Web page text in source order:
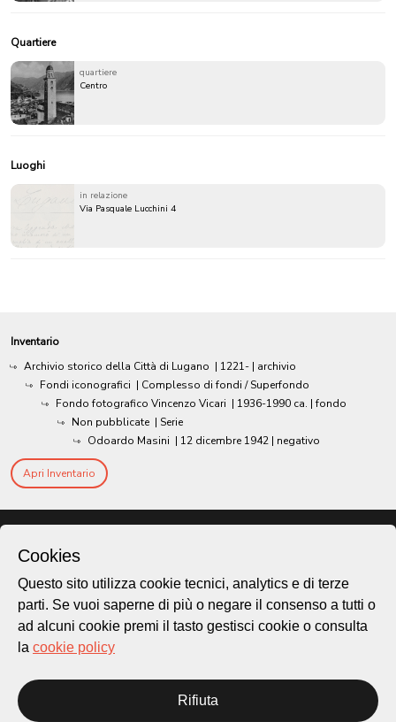
Quartiere
quartiere
Centro
Luoghi
in relazione
Via Pasquale Lucchini 4
Inventario
Archivio storico della Città di Lugano | 1221- | archivio
Fondi iconografici | Complesso di fondi / Superfondo
Fondo fotografico Vincenzo Vicari | 1936-1990 ca. | fondo
Non pubblicate | Serie
Odoardo Masini | 12 dicembre 1942 | negativo
Apri Inventario
Città di Lugano
Cookies
Questo sito utilizza cookie tecnici, analytics e di terze
parti. Se vuoi saperne di più o negare il consenso a tutti o
ad alcuni cookie premi il tasto gestisci cookie o consulta
la cookie policy
Rifiuta